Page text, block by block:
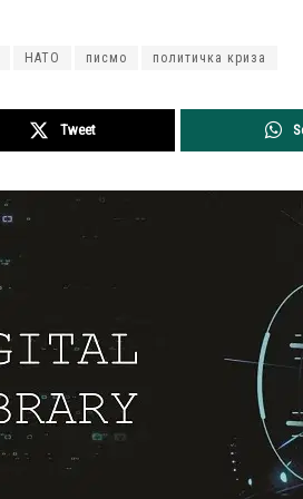
НАТО писмо политичка криза
Tweet